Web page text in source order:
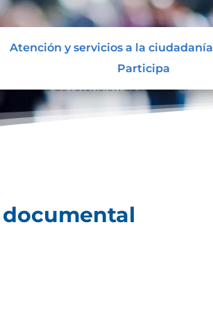
Atención y servicios a la ciudadanía
Participa